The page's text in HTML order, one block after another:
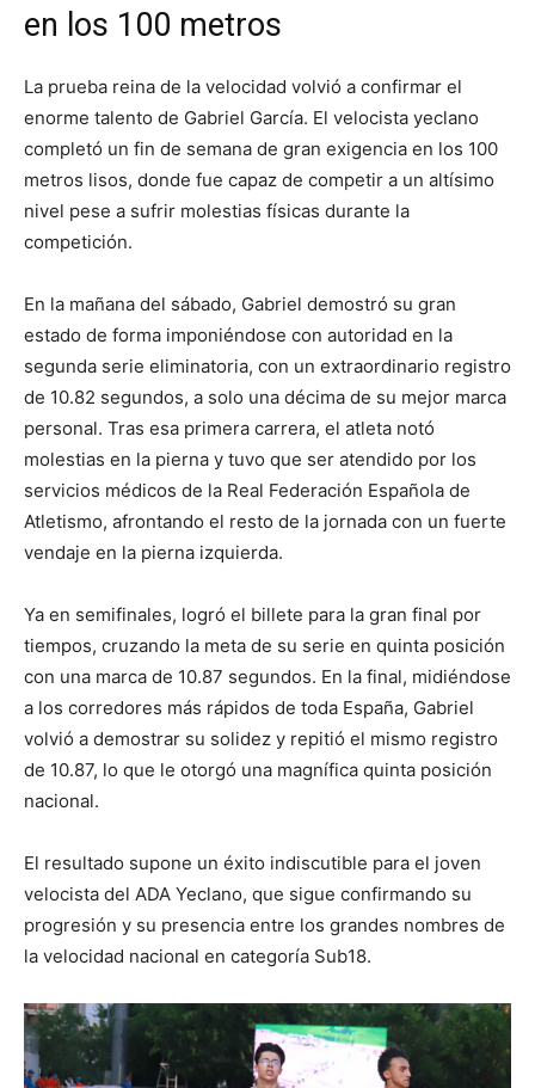
en los 100 metros
La prueba reina de la velocidad volvió a confirmar el
enorme talento de Gabriel García. El velocista yeclano
completó un fin de semana de gran exigencia en los 100
metros lisos, donde fue capaz de competir a un altísimo
nivel pese a sufrir molestias físicas durante la
competición.
En la mañana del sábado, Gabriel demostró su gran
estado de forma imponiéndose con autoridad en la
segunda serie eliminatoria, con un extraordinario registro
de 10.82 segundos, a solo una décima de su mejor marca
personal. Tras esa primera carrera, el atleta notó
molestias en la pierna y tuvo que ser atendido por los
servicios médicos de la Real Federación Española de
Atletismo, afrontando el resto de la jornada con un fuerte
vendaje en la pierna izquierda.
Ya en semifinales, logró el billete para la gran final por
tiempos, cruzando la meta de su serie en quinta posición
con una marca de 10.87 segundos. En la final, midiéndose
a los corredores más rápidos de toda España, Gabriel
volvió a demostrar su solidez y repitió el mismo registro
de 10.87, lo que le otorgó una magnífica quinta posición
nacional.
El resultado supone un éxito indiscutible para el joven
velocista del ADA Yeclano, que sigue confirmando su
progresión y su presencia entre los grandes nombres de
la velocidad nacional en categoría Sub18.